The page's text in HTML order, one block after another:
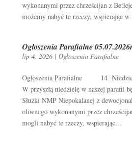
wykonanymi przez chrześcijan z
możemy nabyć te rzeczy, wspierając w
Ogłoszenia Parafialne
lip 4, 2026| Ogłoszenia Parafialne
Ogłoszenia Parafialne 14
W przyszłą niedzielę w naszej parafii
Służki NMP Niepokalanej z
oliwnego wykonanymi przez
mogli nabyć te rzeczy, wspierając...